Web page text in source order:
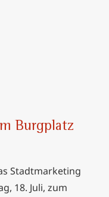
Burgplatz
Stadtmarketing
18. Juli, zum